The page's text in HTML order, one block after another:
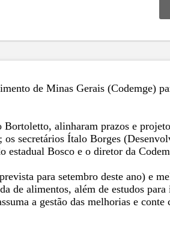
de Minas Gerais (Codemge)
alinharam prazos e
secretários Ítalo Borges
Bosco e o diretor da
para setembro deste ano) e
de alimentos, além de estudos
a gestão das melhorias e